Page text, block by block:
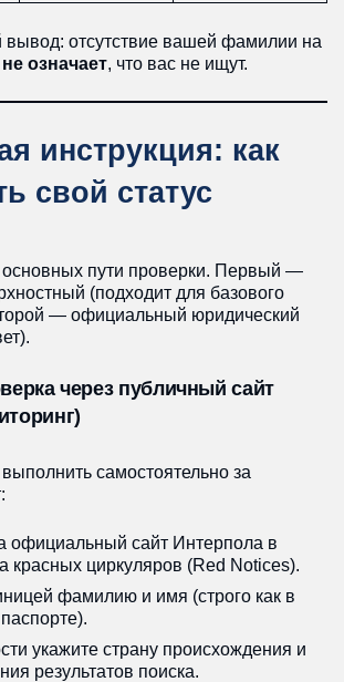
отсутствие вашей фамилии на
не означает, что вас не ищут.
инструкция: как
свой статус
пути проверки. Первый —
(подходит для базового
— официальный юридический
через публичный сайт
самостоятельно за
официальный сайт Интерпола в
красных циркуляров (Red Notices).
фамилию и имя (строго как в
укажите страну происхождения и
результатов поиска.